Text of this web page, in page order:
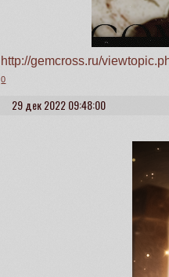
http://gemcross.ru/
0
29 дек 2022 09:48:00